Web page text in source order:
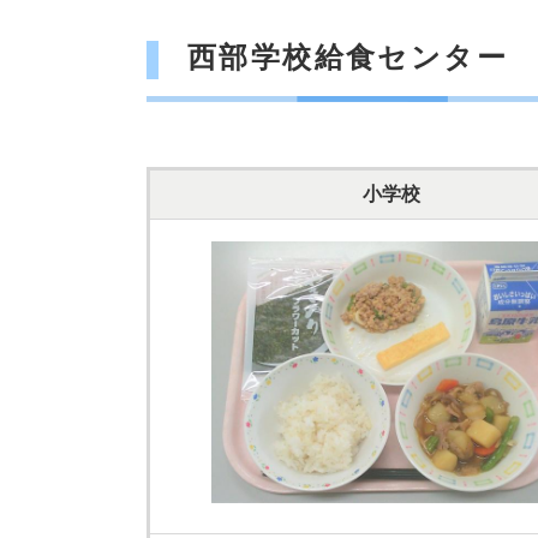
西部学校給食センター
小学校